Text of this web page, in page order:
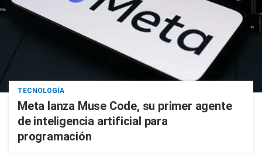
TECNOLOGÍA
Meta lanza Muse Code, su primer agente
de inteligencia artificial para
programación